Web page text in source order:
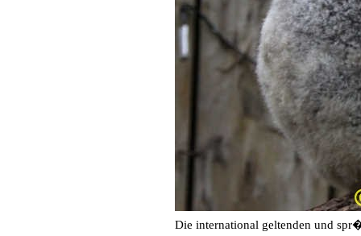
Die international geltenden und